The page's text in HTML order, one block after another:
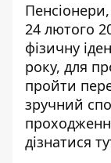
24 лютого
фізичну
року, для
пройти
зручний
дізнатися